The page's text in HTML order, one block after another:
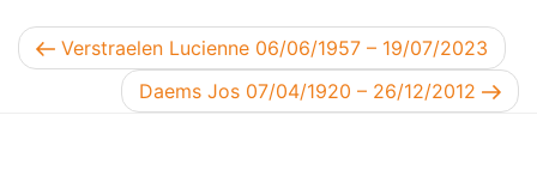
Berichtnavigatie
Vorig bericht
Verstraelen Lucienne 06/06/1957 – 19/07/2023
Volgend bericht
Daems Jos 07/04/1920 – 26/12/2012